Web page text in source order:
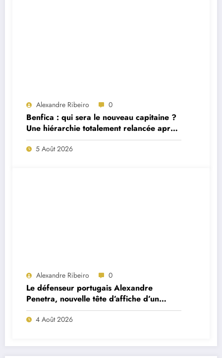
Alexandre Ribeiro 0
Benfica : qui sera le nouveau capitaine ?
Une hiérarchie totalement relancée après
deux départs majeurs
5 Août 2026
Alexandre Ribeiro 0
Le défenseur portugais Alexandre
Penetra, nouvelle tête d’affiche d’un
projet très ambitieux
4 Août 2026